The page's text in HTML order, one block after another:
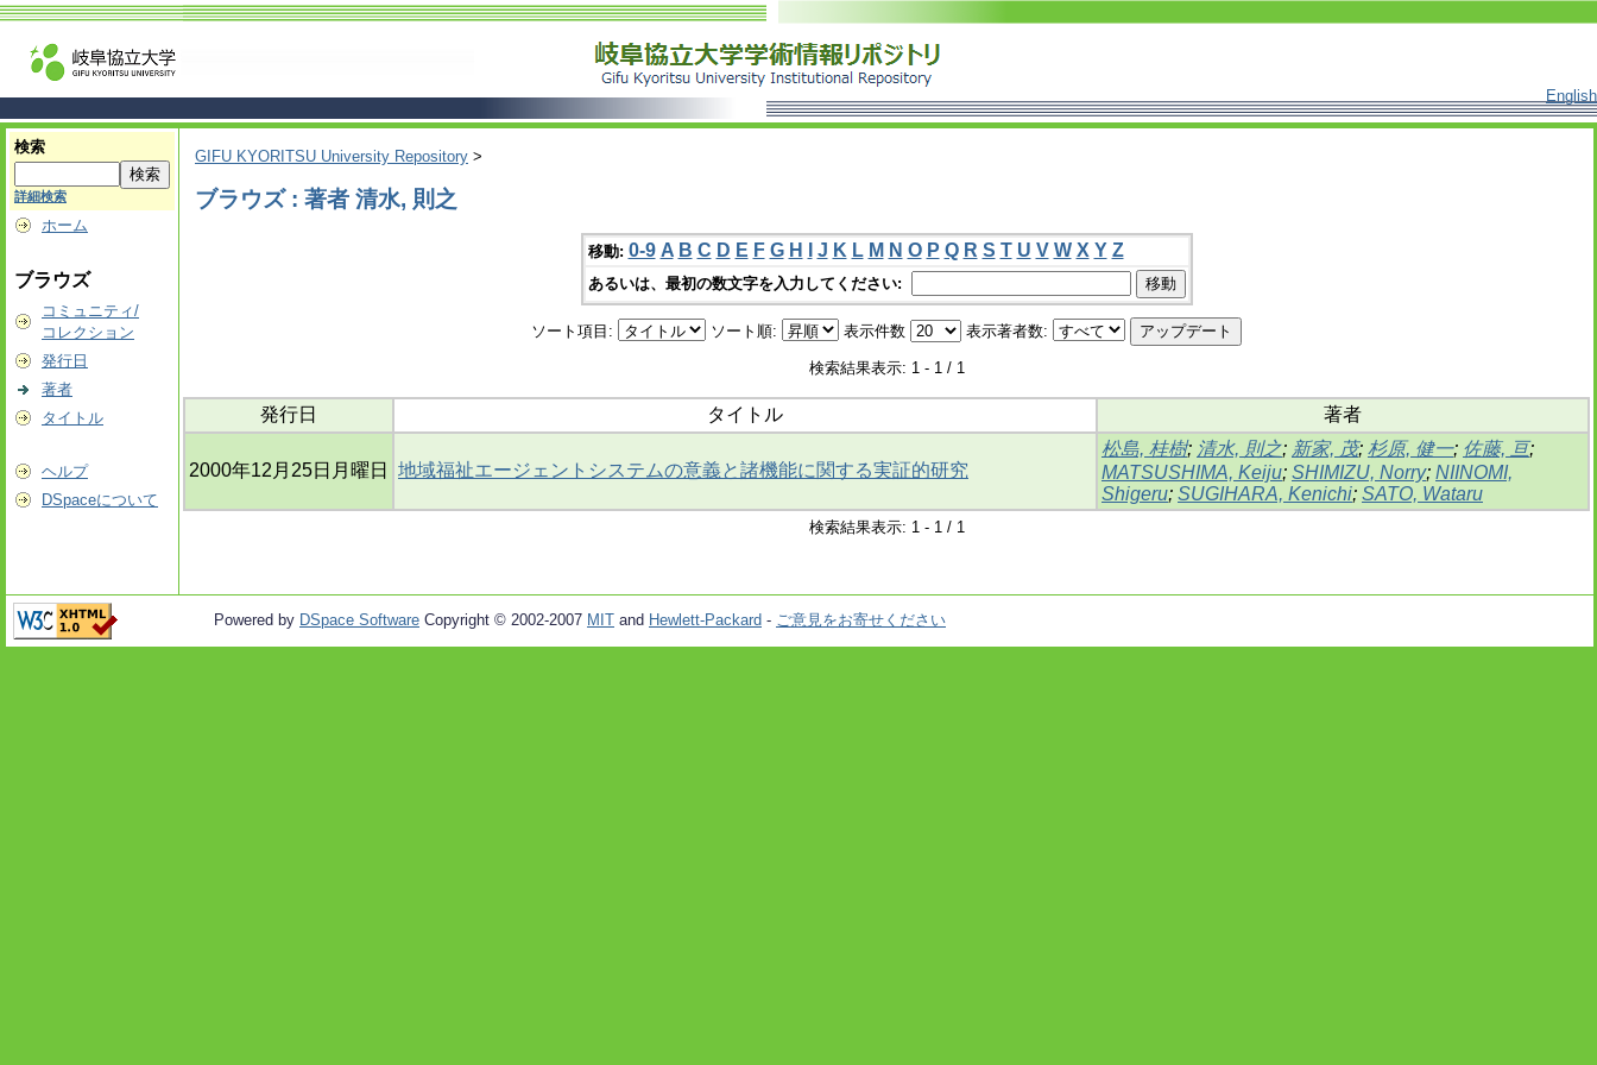
English
検索
詳細検索
ホーム
ブラウズ
コミュニティ/
コレクション
発行日
著者
タイトル
ヘルプ
DSpaceについて
GIFU KYORITSU University Repository >
ブラウズ : 著者 清水, 則之
移動: 0-9 A B C D E F G H J K L M N O P Q R S T U V W X Y Z
あるいは、最初の数文字を入力してください:
ソート項目: ソート順: 表示件数 表示著者数:
検索結果表示: 1 - 1 / 1
発行日 タイトル 著者
2000年12月25日月曜日 地域福祉エージェントシステムの意義と諸機能に関する実証的研究
松島, 桂樹; 清水, 則之; 新家, 茂; 杉原, 健一; 佐藤, 亘;
MATSUSHIMA, Keiju; SHIMIZU, Norry; NIINOMI,
Shigeru; SUGIHARA, Kenichi; SATO, Wataru
検索結果表示: 1 - 1 / 1
Powered by DSpace Software Copyright © 2002-2007 MIT and Hewlett-Packard - ご意見をお寄せください